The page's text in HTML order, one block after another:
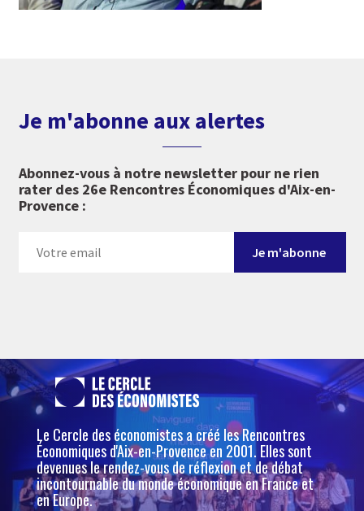
Je m'abonne aux alertes
Abonnez-vous à notre newsletter pour ne rien
rater des 26e Rencontres Économiques d'Aix-en-
Provence :
Le Cercle des économistes a créé les Rencontres
Économiques d'Aix-en-Provence en 2001. Elles sont
devenues le rendez-vous de réflexion et de débat
incontournable du monde économique en France et
en Europe.